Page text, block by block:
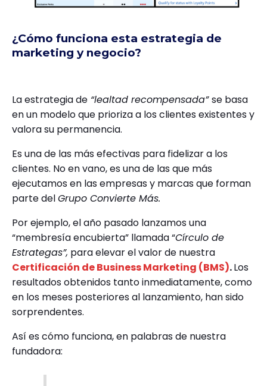
¿Cómo funciona esta estrategia de
marketing y negocio?
La estrategia de “lealtad recompensada”se basa
en un modelo que prioriza a los clientes existentes y
valora su permanencia.
Es una de las más efectivas para fidelizar a los
clientes. No en vano, es una de las que más
ejecutamos en las empresas y marcas que forman
parte delGrupo Convierte Más.
Por ejemplo, el año pasado lanzamos una
“membresía encubierta” llamada “Círculo de
Estrategas”, para elevar el valor de nuestra
Certificación de Business Marketing (BMS).Los
resultados obtenidos tanto inmediatamente, como
en los meses posteriores al lanzamiento, han sido
sorprendentes.
Así es cómo funciona, en palabras de nuestra
fundadora: